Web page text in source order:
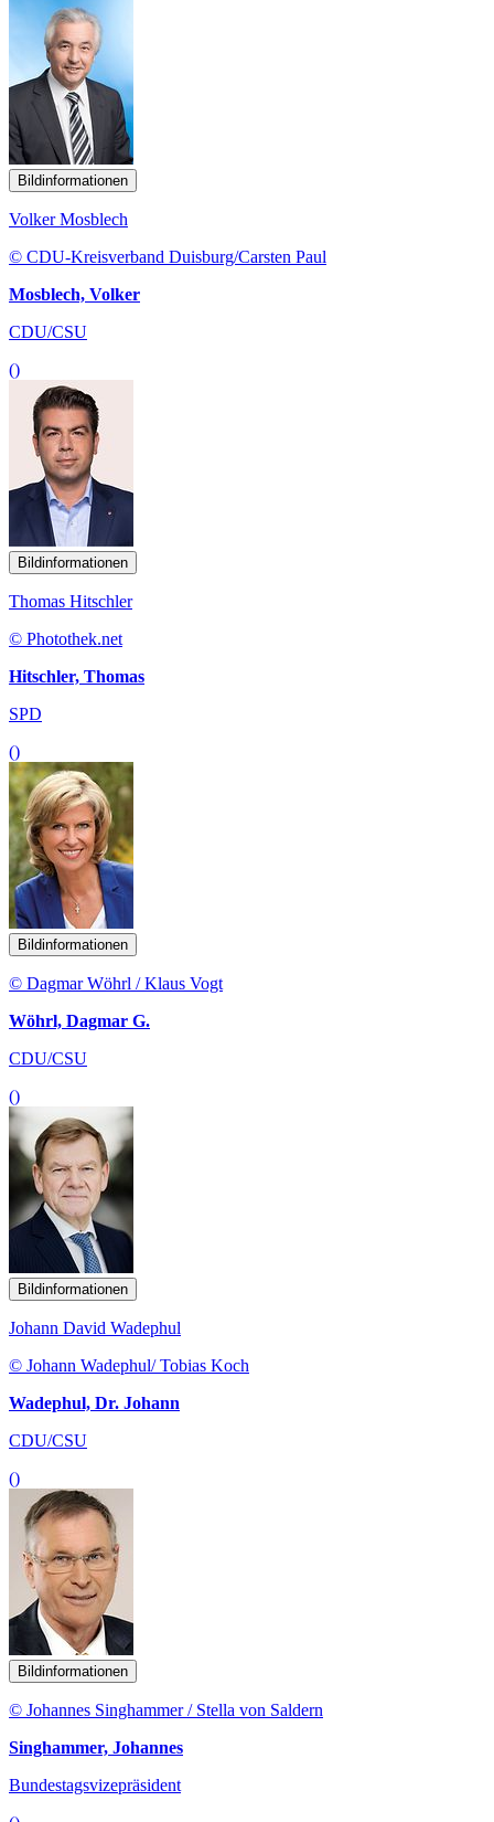
Bildinformationen
Volker Mosblech
© CDU-Kreisverband Duisburg/Carsten Paul
Mosblech, Volker
CDU/CSU
()
Bildinformationen
Thomas Hitschler
© Photothek.net
Hitschler, Thomas
SPD
()
Bildinformationen
© Dagmar Wöhrl / Klaus Vogt
Wöhrl, Dagmar G.
CDU/CSU
()
Bildinformationen
Johann David Wadephul
© Johann Wadephul/ Tobias Koch
Wadephul, Dr. Johann
CDU/CSU
()
Bildinformationen
© Johannes Singhammer / Stella von Saldern
Singhammer, Johannes
Bundestagsvizepräsident